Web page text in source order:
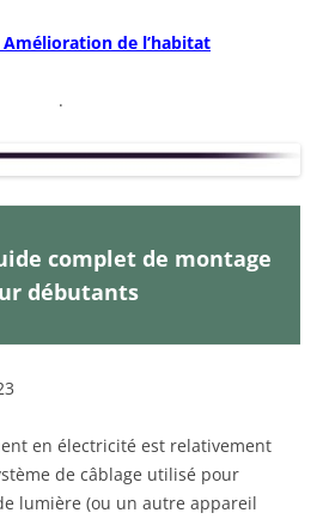
de l’habitat
.
complet de montage
débutants
en électricité est relativement
de câblage utilisé pour
lumière (ou un autre appareil